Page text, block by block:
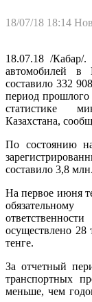
18/07/18 18:14
18.07.18 /Кабар/.
автомобилей в
составило 332
период прошлого
статистике
Казахстана,
По состоянию
составило 3,8
На первое июня
осуществлено
тенге.
За отчетный
транспортных
меньше, чем